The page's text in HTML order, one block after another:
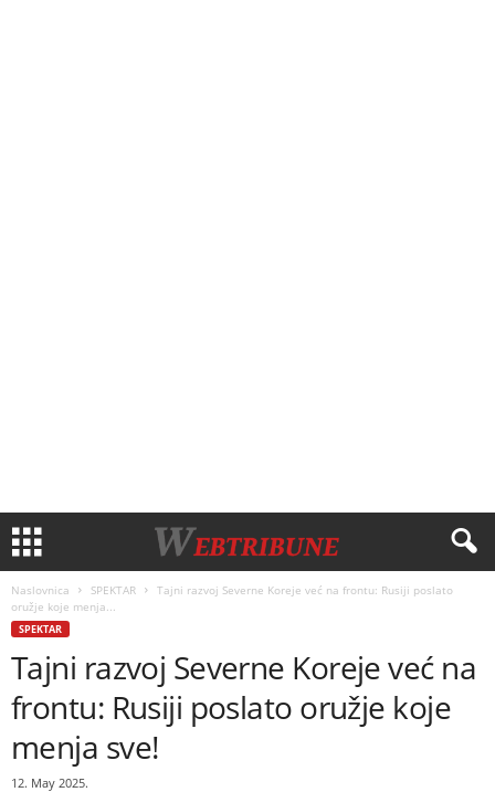
Naslovnica SPEKTAR
Tajni razvoj Severne Koreje već na frontu: Rusiji poslato
oružje koje menja...
SPEKTAR
Tajni razvoj Severne Koreje već na
frontu: Rusiji poslato oružje koje
menja sve!
12. May 2025.